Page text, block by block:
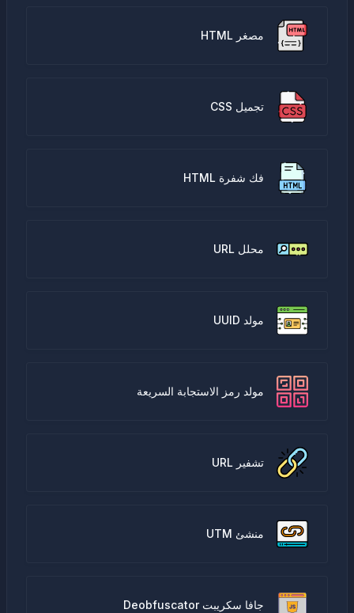
مصغر HTML
تجميل CSS
فك شفرة HTML
محلل URL
مولد UUID
مولد رمز الاستجابة السريعة
تشفير URL
منشئ UTM
جافا سكريبت Deobfuscator